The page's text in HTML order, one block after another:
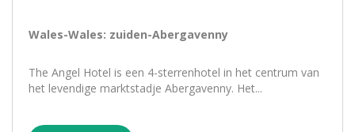
Wales-Wales: zuiden-Abergavenny
The Angel Hotel is een 4-sterrenhotel in het centrum van
het levendige marktstadje Abergavenny. Het...